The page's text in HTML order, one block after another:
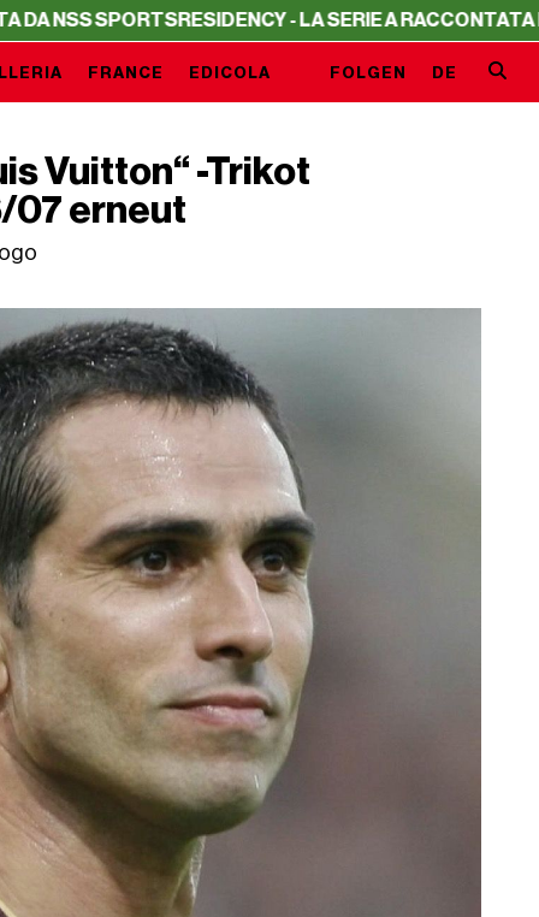
RESIDENCY - LA SERIE A RACCONTATA DA NSS
FRANCE EDICOLA FOLGEN DE
Vuitton“ -Trikot
07 erneut